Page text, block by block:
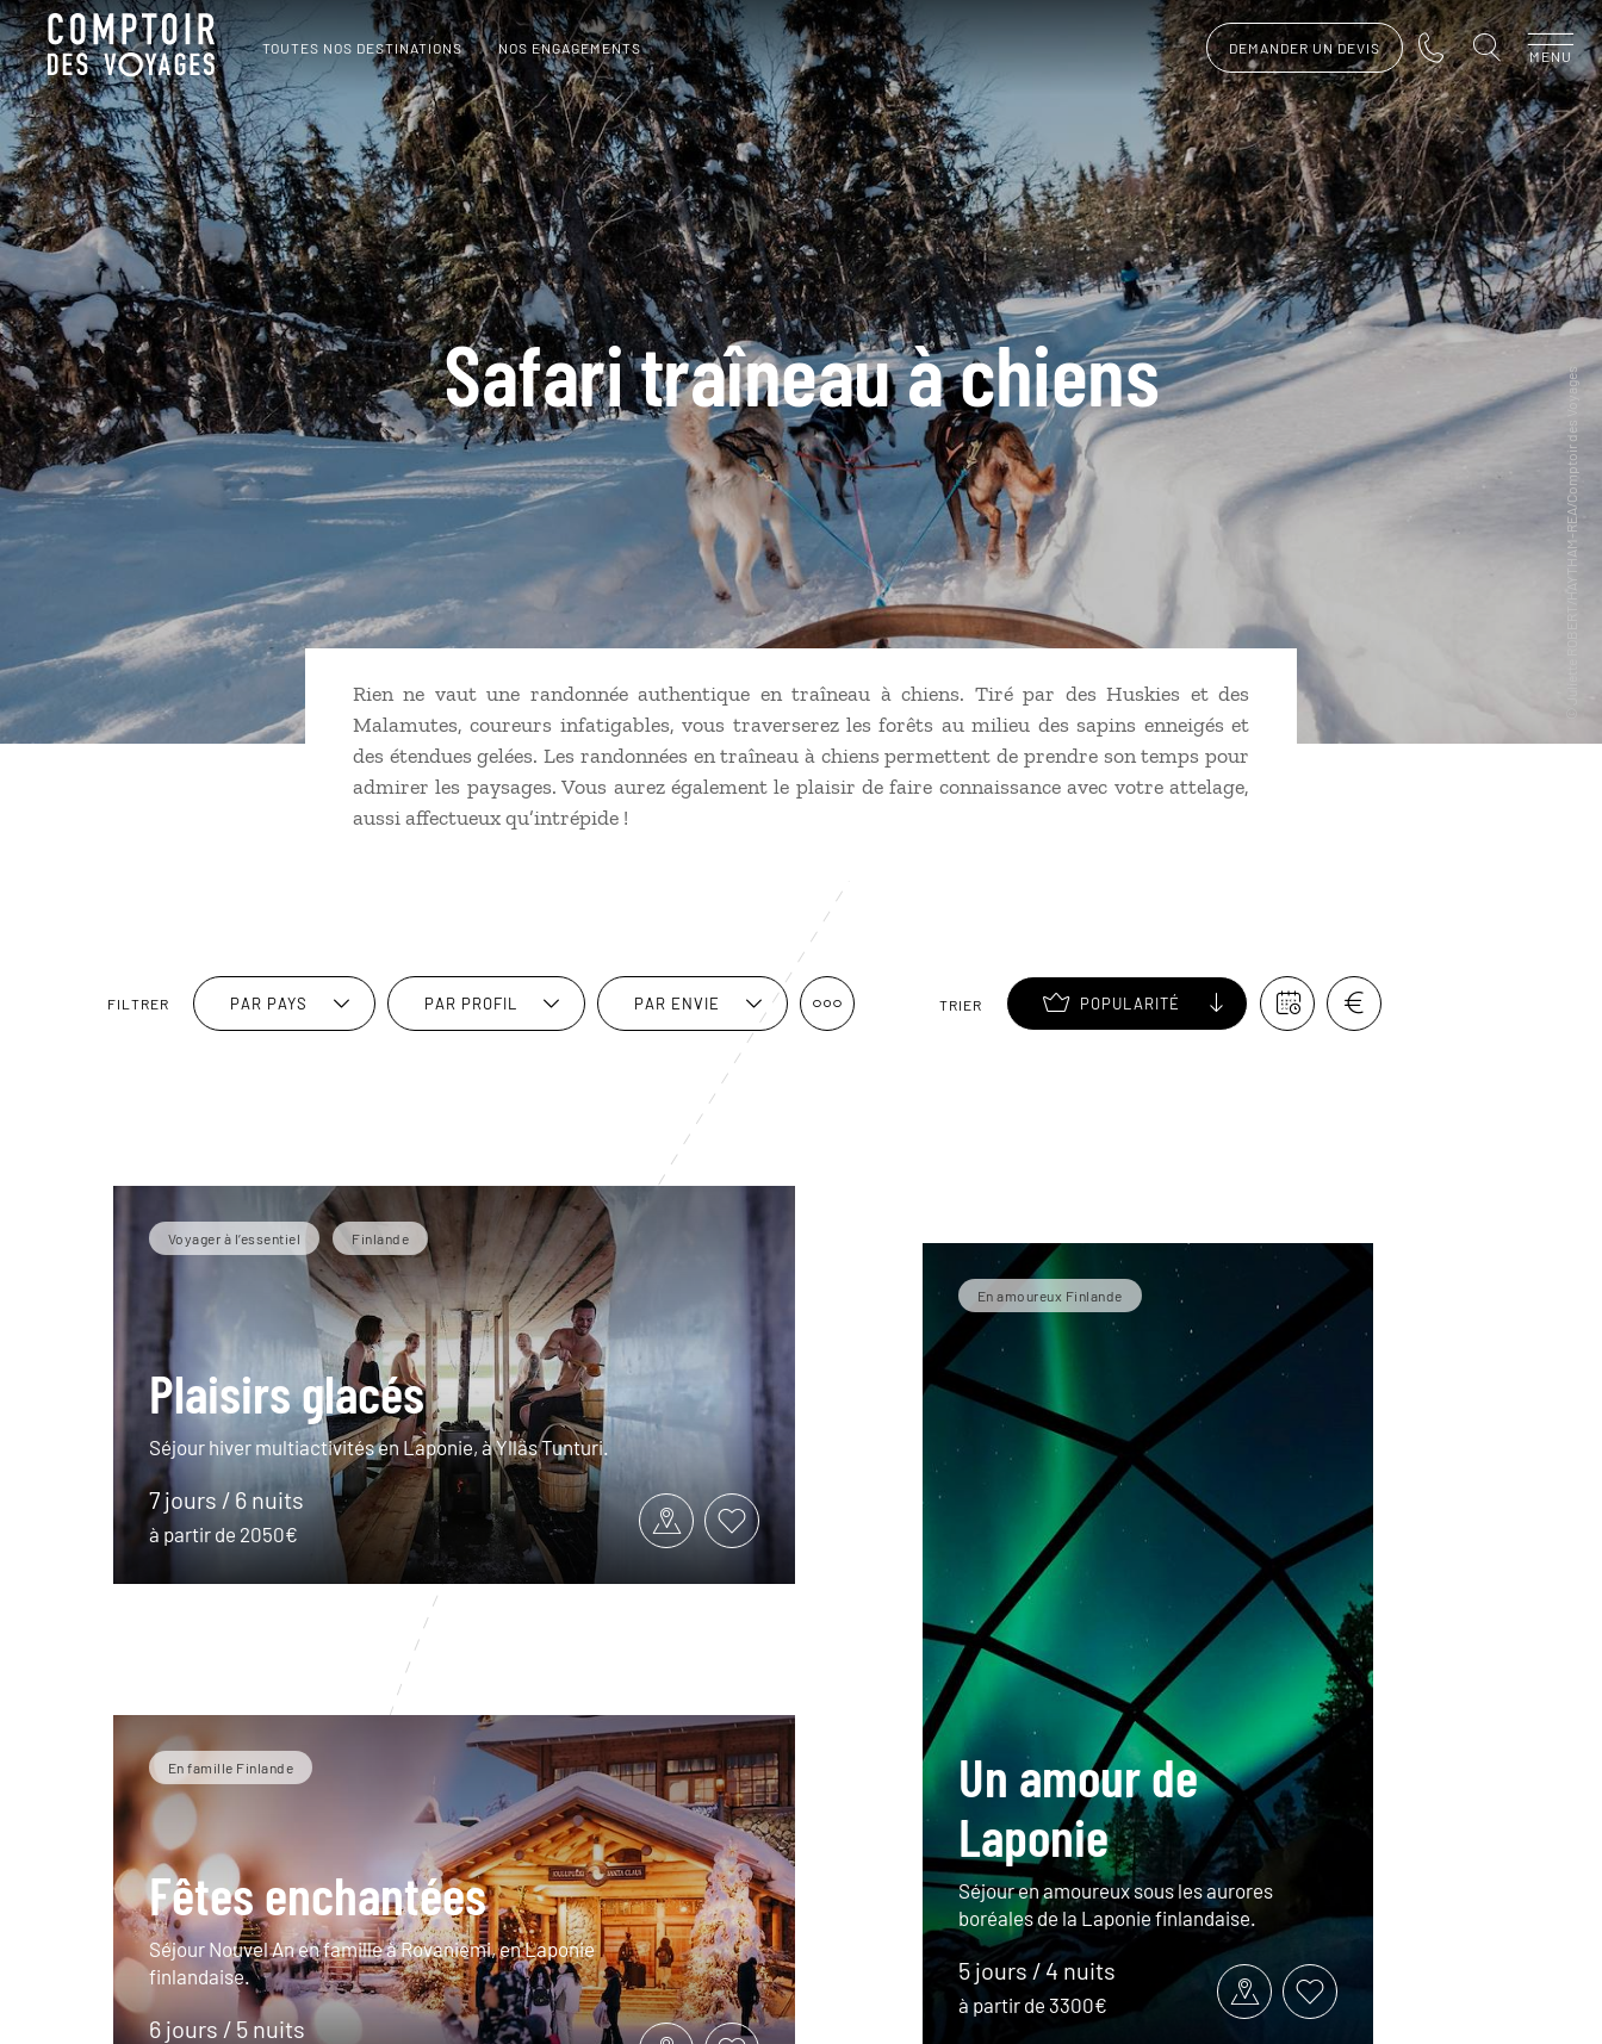
TOUTES NOS DESTINATIONS NOS ENGAGEMENTS DEMANDER UN DEVIS MENU
Safari traîneau à chiens
Rien ne vaut une randonnée authentique en traîneau à chiens. Tiré par des Huskies et des
Malamutes, coureurs infatigables, vous traverserez les forêts au milieu des sapins enneigés et
des étendues gelées. Les randonnées en traîneau à chiens permettent de prendre son temps pour
admirer les paysages. Vous aurez également le plaisir de faire connaissance avec votre attelage,
aussi affectueux qu’intrépide !
FILTRER PAR PAYS PAR PROFIL PAR ENVIE TRIER POPULARITÉ
Voyager à l’essentiel Finlande
Plaisirs glacés
Séjour hiver multiactivités en Laponie, à Ylläs Tunturi.
7 jours / 6 nuits
à partir de 2050€
En famille Finlande
Fêtes enchantées
Séjour Nouvel An en famille à Rovaniemi, en Laponie
finlandaise.
6 jours / 5 nuits
En amoureux Finlande
Un amour de
Laponie
Séjour en amoureux sous les aurores
boréales de la Laponie finlandaise.
5 jours / 4 nuits
à partir de 3300€